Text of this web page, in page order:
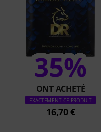
35%
ONT ACHETÉ
EXACTEMENT CE PRODUIT
16,70 €